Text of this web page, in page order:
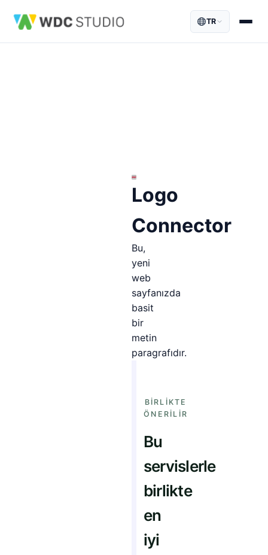
TR
Logo
Connector
Bu,
yeni
web
sayfanızda
basit
bir
metin
paragrafıdır.
BIRLIKTE
ÖNERILIR
Bu
servislerle
birlikte
en
iyi